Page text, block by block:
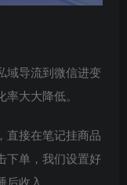
域导流到微信进变
大大降低。
直接在笔记挂商品
下单，我们设置好
收入。